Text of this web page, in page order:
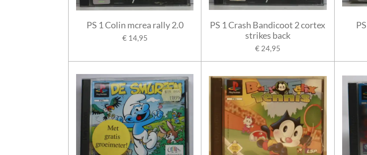
PS 1 Colin mcrea rally 2.0
€ 14,95
PS 1 Crash Bandicoot 2 cortex
strikes back
€ 24,95